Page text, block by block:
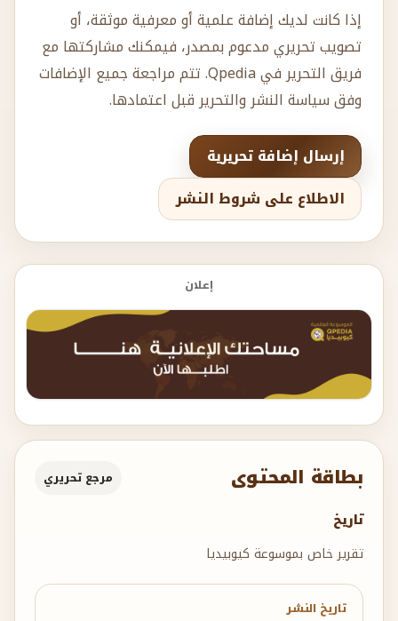
بطاقة المحتوى مرجع تحريري
تاريخ
تقرير خاص بموسوعة كيوبيديا
تاريخ النشر
إذا كانت لديك إضافة علمية أو معرفية موثقة، أو
تصويب تحريري مدعوم بمصدر، فيمكنك مشاركتها مع
فريق التحرير في Qpedia. تتم مراجعة جميع الإضافات
وفق سياسة النشر والتحرير قبل اعتمادها.
إرسال إضافة تحريرية
الاطلاع على شروط النشر
إعلان